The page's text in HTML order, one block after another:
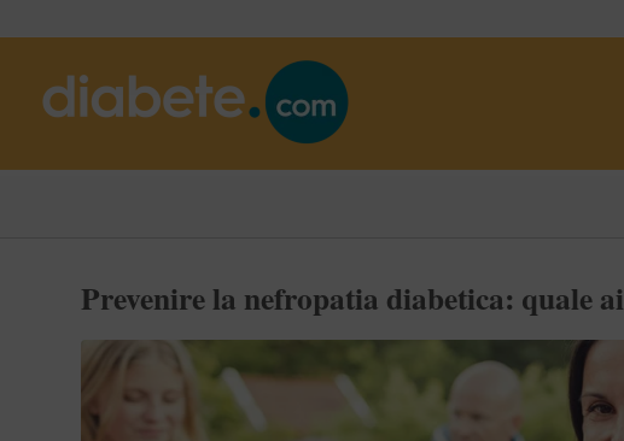
Prevenire la nefropatia diabetica: quale